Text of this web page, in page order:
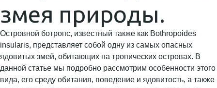
змея природы.
Островной ботропс, известный также как Bothropoides
insularis, представляет собой одну из самых опасных
ядовитых змей, обитающих на тропических островах. В
данной статье мы подробно рассмотрим особенности этого
вида, его среду обитания, поведение и ядовитость, а также